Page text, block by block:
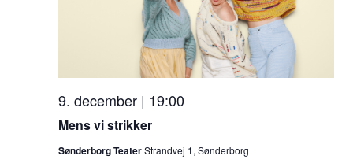
Mens vi strikker
9. december | 19:00
Sønderborg TeaterStrandvej 1, Sønderborg